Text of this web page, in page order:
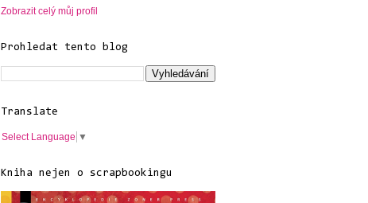
Zobrazit celý můj profil
Prohledat tento blog
Translate
Select Language ▼
Kniha nejen o scrapbookingu